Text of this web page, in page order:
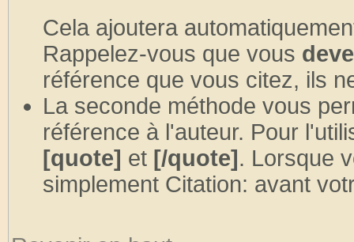
Cela ajoutera
Rappelez-vous que vous
référence que vous citez, ils
La seconde méthode vous
référence à l'auteur. Pour
[quote] et [/quote]. Lorsque
simplement Citation: avant